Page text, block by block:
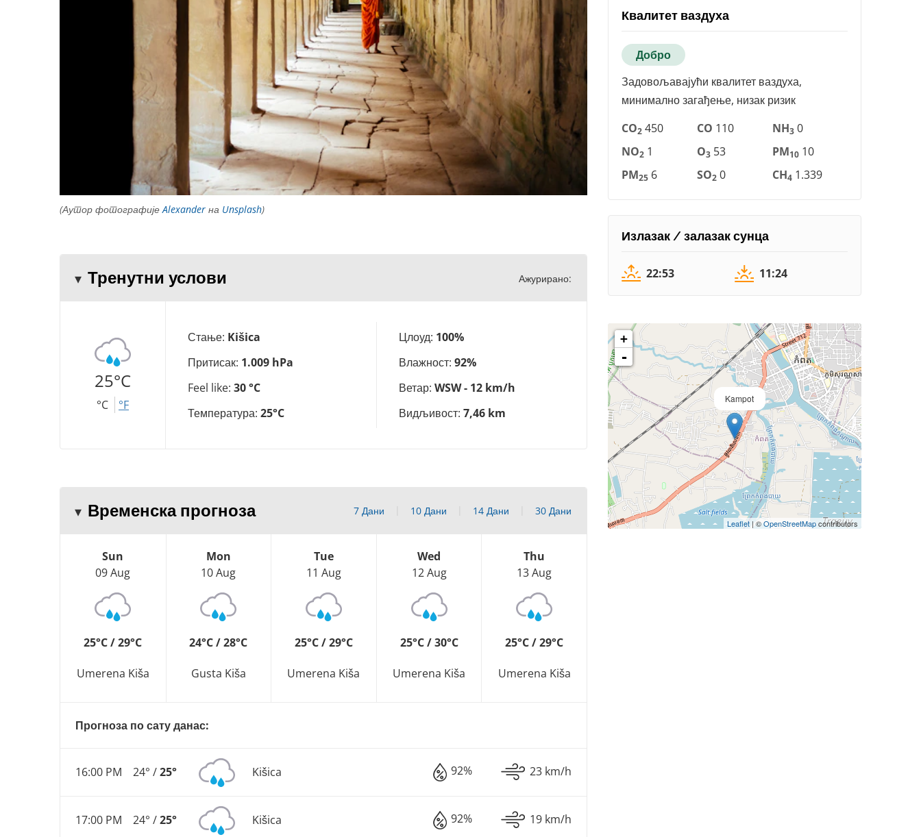
(Аутор фотографије Alexander на Unsplash)
Тренутни услови Ажурирано:
25°C
°C °F
Стање: Kišica
Притисак: 1.009 hPa
Feel like: 30 °C
Температура: 25°C
Цлоуд: 100%
Влажност: 92%
Ветар: WSW - 12 km/h
Видљивост: 7,46 km
Временска прогноза 7 Дани 10 Дани 14 Дани 30 Дани
Sun
09 Aug
25°C / 29°C
Umerena Kiša
Mon
10 Aug
24°C / 28°C
Gusta Kiša
Tue
11 Aug
25°C / 29°C
Umerena Kiša
Wed
12 Aug
25°C / 30°C
Umerena Kiša
Thu
13 Aug
25°C / 29°C
Umerena Kiša
Прогноза по сату данас:
16:00 PM 24° /25° Kišica 92% 23 km/h
17:00 PM 24° /25° Kišica 92% 19 km/h
Квалитет ваздуха
Добро
Задовољавајући квалитет ваздуха,
минимално загађење, низак ризик
CO2 450 CO 110 NH3 0
NO2 1 O3 53 PM10 10
PM25 6 SO2 0 CH4 1.339
Излазак / залазак сунца
22:53 11:24
Kampot
+
-
Leaflet | ©OpenStreetMapcontributors